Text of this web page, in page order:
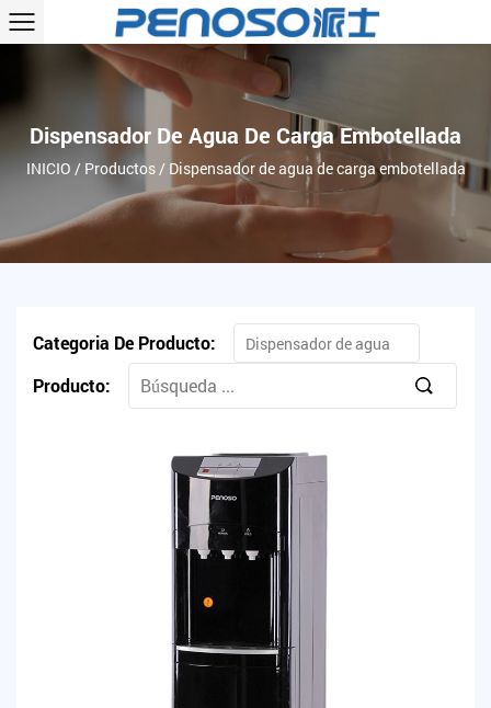
Dispensador De Agua De Carga Embotellada
INICIO / Productos/ Dispensador de agua de carga embotellada
Categoria De Producto:
Dispensador de agua
Producto: